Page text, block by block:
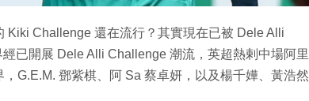
Kiki Challenge 還在流行？其實現在已被 Dele Alli
已開展 Dele Alli Challenge 潮流，英超熱剌中場阿里
G.E.M. 鄧紫棋、阿 Sa 蔡卓妍，以及楊千嬅、黃浩然